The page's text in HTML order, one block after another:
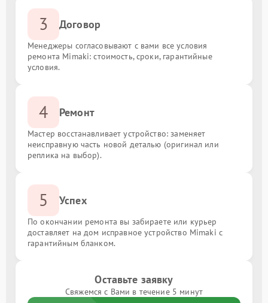
3 Договор
Менеджеры согласовывают с вами все условия
ремонта Mimaki: стоимость, сроки, гарантийные
условия.
4 Ремонт
Мастер восстанавливает устройство: заменяет
неисправную часть новой деталью (оригинал или
реплика на выбор).
5 Успех
По окончании ремонта вы забираете или курьер
доставляет на дом исправное устройство Mimaki с
гарантийным бланком.
Оставьте заявку
Свяжемся с Вами в течение 5 минут